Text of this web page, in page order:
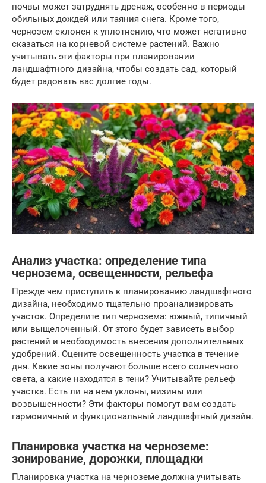
почвы может затруднять дренаж, особенно в периоды
обильных дождей или таяния снега. Кроме того,
чернозем склонен к уплотнению, что может негативно
сказаться на корневой системе растений. Важно
учитывать эти факторы при планировании
ландшафтного дизайна, чтобы создать сад, который
будет радовать вас долгие годы.
Анализ участка: определение типа
чернозема, освещенности, рельефа
Прежде чем приступить к планированию ландшафтного
дизайна, необходимо тщательно проанализировать
участок. Определите тип чернозема: южный, типичный
или выщелоченный. От этого будет зависеть выбор
растений и необходимость внесения дополнительных
удобрений. Оцените освещенность участка в течение
дня. Какие зоны получают больше всего солнечного
света, а какие находятся в тени? Учитывайте рельеф
участка. Есть ли на нем уклоны, низины или
возвышенности? Эти факторы помогут вам создать
гармоничный и функциональный ландшафтный дизайн.
Планировка участка на черноземе:
зонирование, дорожки, площадки
Планировка участка на черноземе должна учитывать